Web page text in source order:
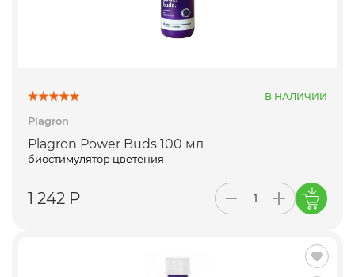
В НАЛИЧИИ
Plagron
Plagron Power Buds 100 мл
биостимулятор цветения
1 242 Р